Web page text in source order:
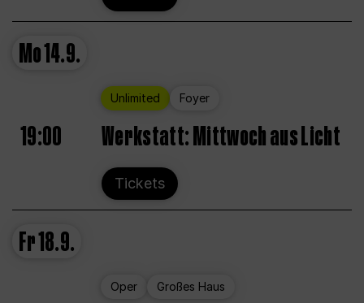
Mo14.9.
Unlimited Foyer
19:00 Werkstatt: Mittwoch aus Licht
Tickets
Fr18.9.
Oper Großes Haus